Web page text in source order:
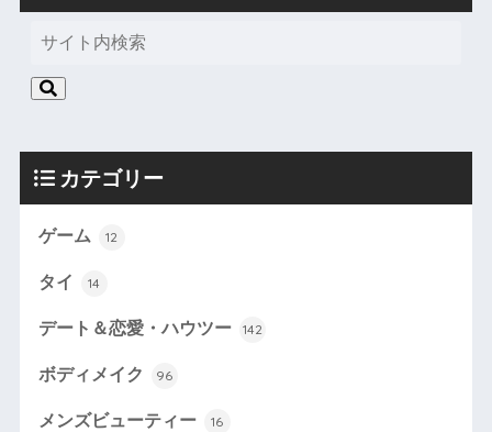
カテゴリー
ゲーム 12
タイ 14
デート＆恋愛・ハウツー 142
ボディメイク 96
メンズビューティー 16